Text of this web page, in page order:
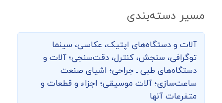
مسیر دسته‌بندی
آلات و دستگاه‌های اپتیک، عکاسی، سینما
توگرافی،‌ سنجش، کنترل، دقت‌سنجی؛ آلات و
دستگاه‌های طبی ـ جراحی؛ اشیای صنعت
ساعت‌سازی؛ آلات موسیقی؛ اجزاء و قطعات و
متفرعات آنها